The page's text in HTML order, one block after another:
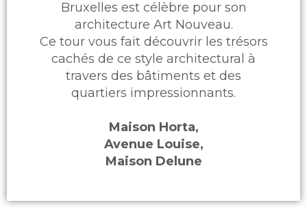
Bruxelles est célèbre pour son
architecture Art Nouveau.
Ce tour vous fait découvrir les trésors
cachés de ce style architectural à
travers des bâtiments et des
quartiers impressionnants.
Maison Horta,
Avenue Louise,
Maison Delune